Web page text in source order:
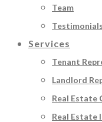
Team
Testimonials
Services
Tenant
Landlord
Real Estate
Real Estate